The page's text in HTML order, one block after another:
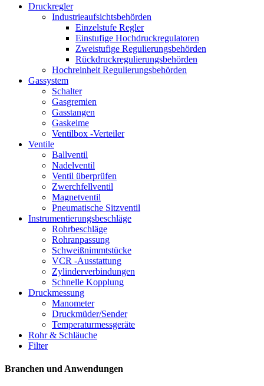
Druckregler
Industrieaufsichtsbehörden
Einzelstufe Regler
Einstufige Hochdruckregulatoren
Zweistufige Regulierungsbehörden
Rückdruckregulierungsbehörden
Hochreinheit Regulierungsbehörden
Gassystem
Schalter
Gasgremien
Gasstangen
Gaskeime
Ventilbox -Verteiler
Ventile
Ballventil
Nadelventil
Ventil überprüfen
Zwerchfellventil
Magnetventil
Pneumatische Sitzventil
Instrumentierungsbeschläge
Rohrbeschläge
Rohranpassung
Schweißnimmtstücke
VCR -Ausstattung
Zylinderverbindungen
Schnelle Kopplung
Druckmessung
Manometer
Druckmüder/Sender
Temperaturmessgeräte
Rohr & Schläuche
Filter
Branchen und Anwendungen